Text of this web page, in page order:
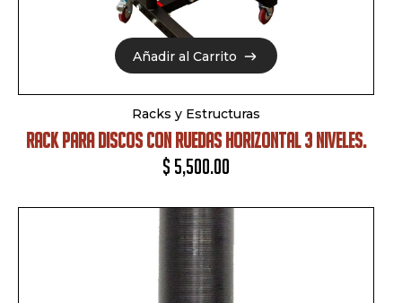
Añadir al Carrito
Añadir al Carrito
Racks y Estructuras
RACK PARA DISCOS CON RUEDAS HORIZONTAL 3 NIVELES.
$ 5,500.00